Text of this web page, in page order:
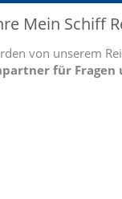
Mein Schiff
von unserem
für